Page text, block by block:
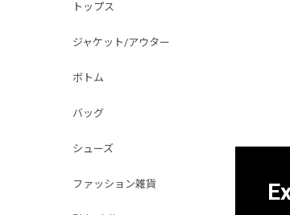
トップス
ジャケット/アウター
ボトム
バッグ
シューズ
ファッション雑貨